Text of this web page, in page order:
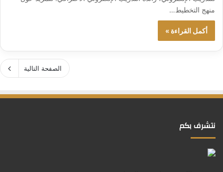
منهج التخطيط…
أكمل القراءة »
الصفحة التالية
نتشرف بكم